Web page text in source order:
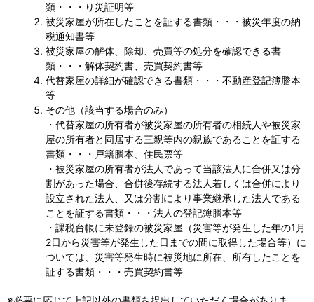
類・・・り災証明等
被災家屋が所在したことを証する書類・・・被災年度の納
税通知書等
被災家屋の解体、除却、売買等の処分を確認できる書
類・・・解体契約書、売買契約書等
代替家屋の詳細が確認できる書類・・・不動産登記簿謄本
等
その他（該当する場合のみ）
・代替家屋の所有者が被災家屋の所有者の相続人や被災家
屋の所有者と同居する三親等内の親族であることを証する
書類・・・戸籍謄本、住民票等
・被災家屋の所有者が法人であって当該法人に合併又は分
割があった場合、合併後存続する法人若しくは合併により
設立された法人、又は分割により事業継承した法人である
ことを証する書類・・・法人の登記簿謄本等
・課税台帳に未登録の被災家屋（災害等が発生した年の1月
2日から災害等が発生した日までの間に取得した場合等）に
ついては、災害等発生時に被災地に所在、所有したことを
証する書類・・・売買契約書等